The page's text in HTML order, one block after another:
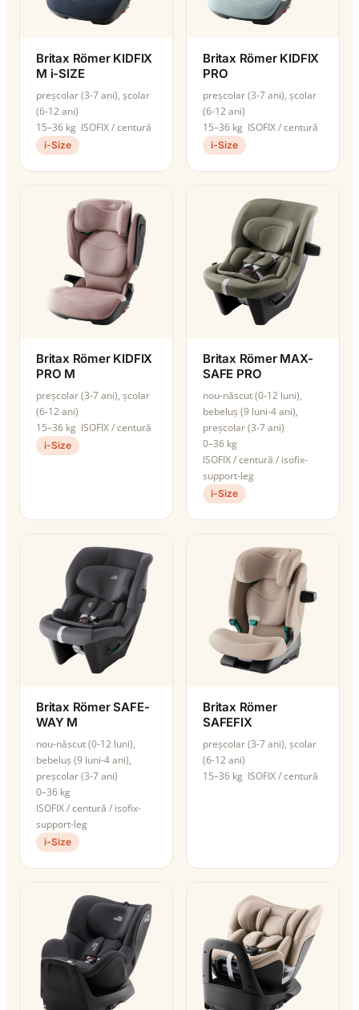
Britax Römer KIDFIX
M i-SIZE
preșcolar (3-7 ani), școlar
(6-12 ani)
15–36 kg ISOFIX / centură
i-Size
Britax Römer KIDFIX
PRO
preșcolar (3-7 ani), școlar
(6-12 ani)
15–36 kg ISOFIX / centură
i-Size
Britax Römer KIDFIX
PRO M
preșcolar (3-7 ani), școlar
(6-12 ani)
15–36 kg ISOFIX / centură
i-Size
Britax Römer MAX-
SAFE PRO
nou-născut (0-12 luni),
bebeluș (9 luni-4 ani),
preșcolar (3-7 ani)
0–36 kg
ISOFIX / centură / isofix-
support-leg
i-Size
Britax Römer SAFE-
WAY M
nou-născut (0-12 luni),
bebeluș (9 luni-4 ani),
preșcolar (3-7 ani)
0–36 kg
ISOFIX / centură / isofix-
support-leg
i-Size
Britax Römer
SAFEFIX
preșcolar (3-7 ani), școlar
(6-12 ani)
15–36 kg ISOFIX / centură